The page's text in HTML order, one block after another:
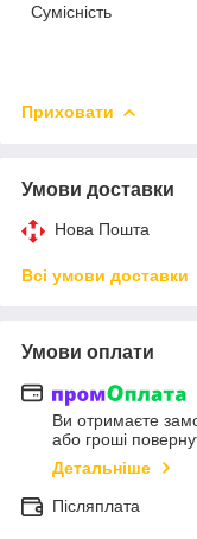
Сумісність
Приховати
Умови доставки
Нова Пошта
Всі умови доставки
Умови оплати
Ви отримаєте
або гроші
Детальніше
Післяплата